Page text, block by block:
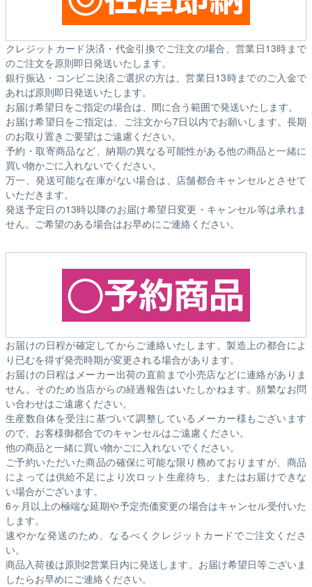
クレジットカード決済・代金引換でご注文の場合、営業日13時まで
のご注文を原則即日発送いたします。
銀行振込・コンビニ決済ご選択の方は、営業日13時までのご入金で
あれば原則即日発送いたします。
お届け希望日をご指定の場合は、間に合う範囲で発送いたします。
お届け希望日をご指定は、ご注文から7日以内でお願いします。長期
のお取り置きご要望はご遠慮ください。
予約・取寄商品など、納期の異なる可能性がある他の商品と一緒に
買い物かごに入れないでください。
万一、発送可能な在庫がない場合は、店舗都合キャンセルとさせて
いただきます。
発送予定日の13時以降のお届け希望日変更・キャンセル等は承れま
せん。ご希望のある場合はお早めにご連絡ください。
お届けの日程が確定してからご連絡いたします。製造上の都合によ
り已むを得ず発売時期が変更される場合があります。
お届けの日程はメーカー出荷の直前まで小売店などに連絡がありま
せん。そのため当店からの経過報告はいたしかねます。頻繁なお問
い合わせはご遠慮ください。
生産数自体を受注に基づいて調整しているメーカー様もございます
ので、お客様御都合でのキャンセルはご遠慮ください。
他の商品と一緒に買い物かごに入れないでください。
ご予約いただいた商品の確保に可能な限り務めておりますが、商品
によっては供給不足により次ロット生産待ち、またはお届けできな
い場合がございます。
6ヶ月以上の極端な延期や予定売価変更の場合はキャンセル受付いた
します。
速やかな発送のため、なるべくクレジットカードでご注文くださ
い。
商品入荷後は原則2営業日内に発送します。お届け希望日等ございま
したらお早めにご連絡ください。